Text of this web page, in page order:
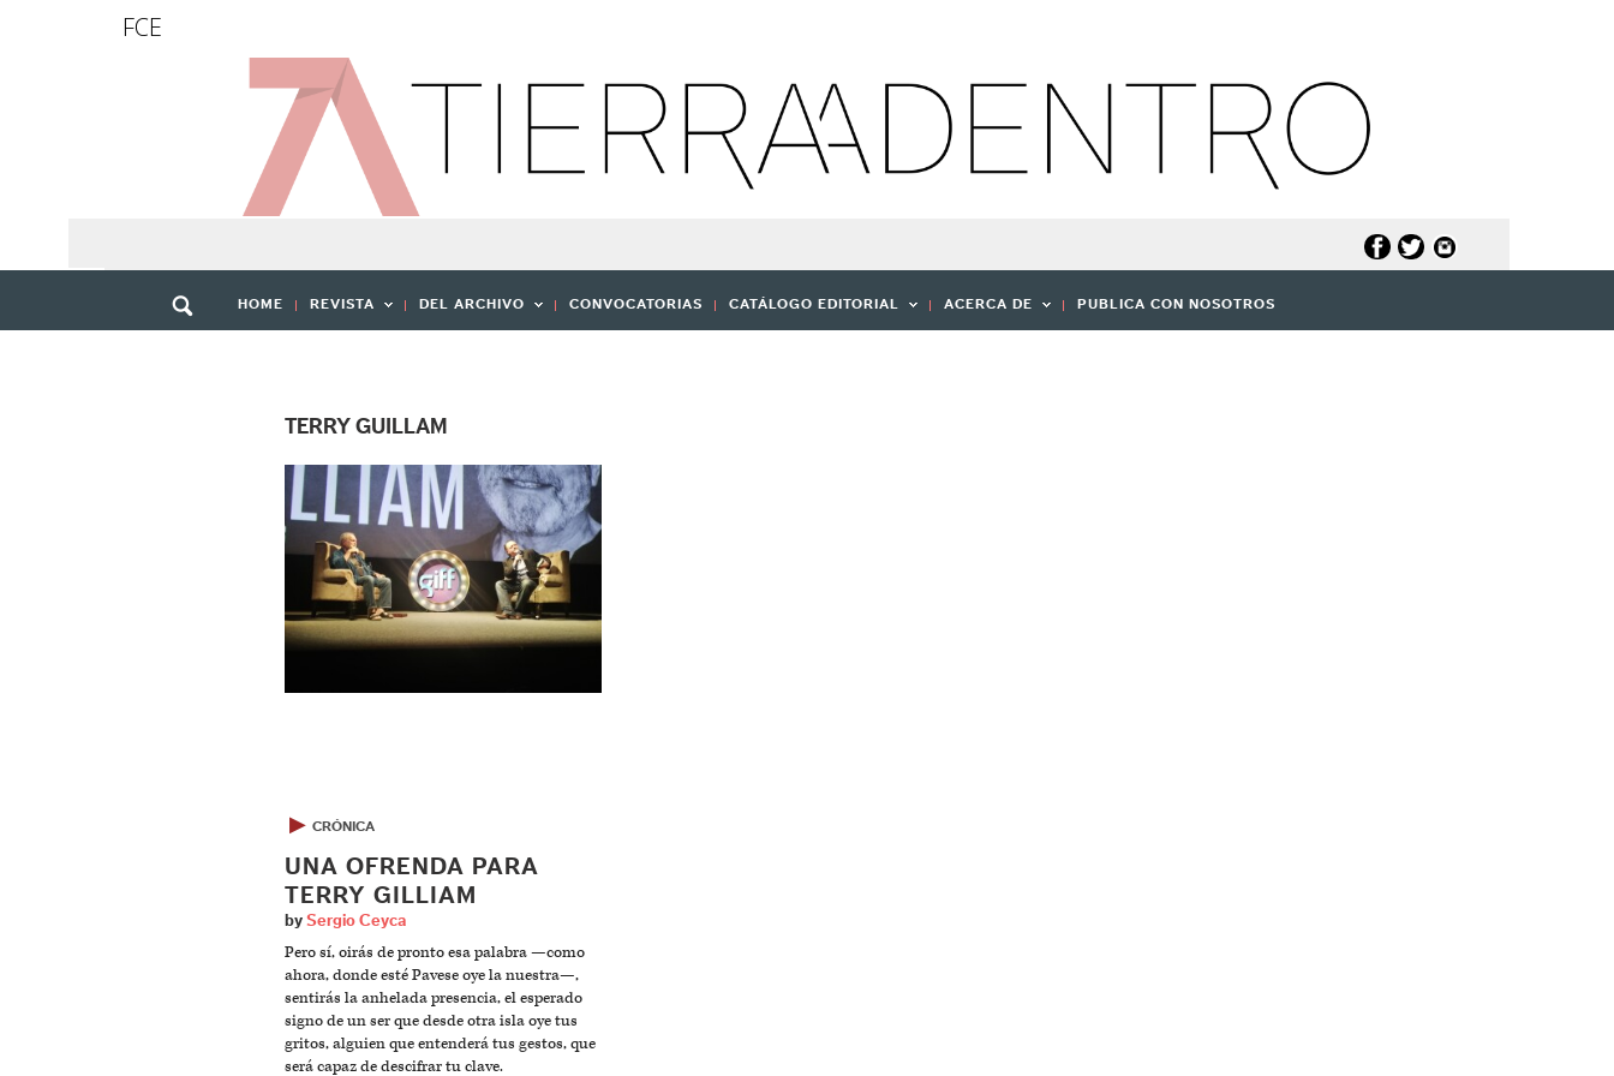
FCE
HOME REVISTA DEL ARCHIVO CONVOCATORIAS CATÁLOGO EDITORIAL ACERCA DE PUBLICA CON NOSOTROS
TERRY GUILLAM
▶ CRÓNICA
UNA OFRENDA PARA
TERRY GILLIAM
by Sergio Ceyca
Pero sí, oirás de pronto esa palabra —como
ahora, donde esté Pavese oye la nuestra—,
sentirás la anhelada presencia, el esperado
signo de un ser que desde otra isla oye tus
gritos, alguien que entenderá tus gestos, que
será capaz de descifrar tu clave.